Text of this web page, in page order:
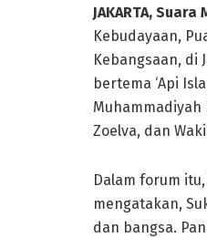
JAKARTA,
Kebudayaan,
Kebangsaan, di
bertema ‘Api
Muhammadiyah
Zoelva, dan
Dalam forum
mengatakan,
dan bangsa.